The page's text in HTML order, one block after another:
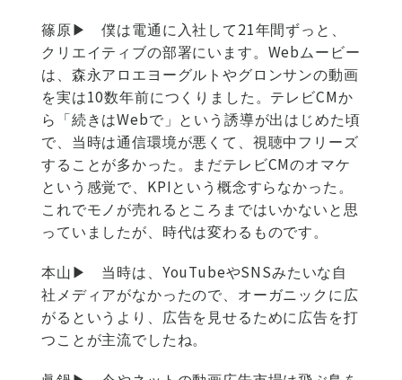
篠原▶
僕は電通に入社して21年間ずっと、
クリエイティブの部署にいます。Webムービー
は、森永アロエヨーグルトやグロンサンの動画
を実は10数年前につくりました。テレビCMか
ら「続きはWebで」という誘導が出はじめた頃
で、当時は通信環境が悪くて、視聴中フリーズ
することが多かった。まだテレビCMのオマケ
という感覚で、KPIという概念すらなかった。
これでモノが売れるところまではいかないと思
っていましたが、時代は変わるものです。
本山▶
当時は、YouTubeやSNSみたいな自
社メディアがなかったので、オーガニックに広
がるというより、広告を見せるために広告を打
つことが主流でしたね。